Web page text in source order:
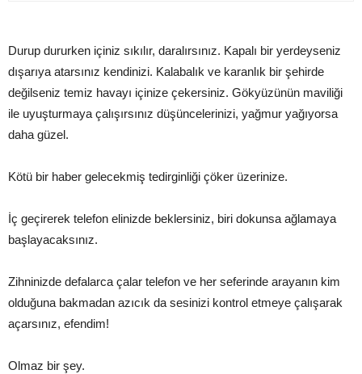
Durup dururken içiniz sıkılır, daralırsınız. Kapalı bir yerdeyseniz
dışarıya atarsınız kendinizi. Kalabalık ve karanlık bir şehirde
değilseniz temiz havayı içinize çekersiniz. Gökyüzünün maviliği
ile uyuşturmaya çalışırsınız düşüncelerinizi, yağmur yağıyorsa
daha güzel.
Kötü bir haber gelecekmiş tedirginliği çöker üzerinize.
İç geçirerek telefon elinizde beklersiniz, biri dokunsa ağlamaya
başlayacaksınız.
Zihninizde defalarca çalar telefon ve her seferinde arayanın kim
olduğuna bakmadan azıcık da sesinizi kontrol etmeye çalışarak
açarsınız, efendim!
Olmaz bir şey.